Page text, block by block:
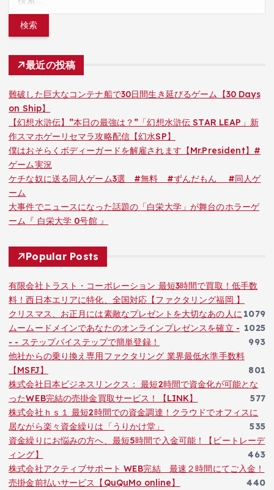
最近の投稿
難破した巨大なコンテナ船で30日間生き延びるゲーム【30 Days
on Ship】
【幻想水滸伝】”本日の最強は？”「幻想水滸伝 STAR LEAP」新
作スマホゲーリセマラ攻略配信【幻水SP】
僕はおそらくボディーガードを解雇されます【Mr.President】#
ゲーム実況
ケチな奴に送る同人ゲーム3選 #無料 #ずんだもん #同人ゲ
ーム
大事件でニュースになった話題の「白栄大学」が舞台のホラーゲ
ーム『 白栄大学 0号館 』
Popular Posts
有限会社トラスト・コーポレーション 最短3時間で買取！低手数
料！西日本エリアに特化、全国対応【ファクタリング福岡 】
1079
クリスマス、お正月には素敵なプレゼントを大切なあの人に
1025
ムームードメインであなたのオンラインプレゼンスを確立 -
- - ステップバイステップで簡単登録！
993
他社からの乗り換え専用ファクタリング 業界最低水準手数料
【MSFJ】
801
株式会社日本ビジネスリンクス： 最短2時間で資金化が可能とな
ったWEB完結の売掛金買取サービス！【LINK】
577
株式会社ｈｓ１ 最短2時間での資金調達！クラウドでオフィスに
居ながら楽々資金繰りは「うりかけ堂」
535
資金繰りにお悩みの方へ、最短5時間で入金可能！【ビートレーデ
ィング】
463
株式会社アクティブサポート WEB完結 最速２時間にてご入金！
売掛金前払いサービス【QuQuMo online】
440